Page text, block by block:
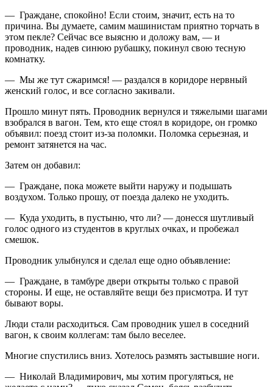
— Граждане, спокойно! Если стоим, значит, есть на то
причина. Вы думаете, самим машинистам приятно торчать в
этом пекле? Сейчас все выясню и доложу вам, — и
проводник, надев синюю рубашку, покинул свою тесную
комнатку.
— Мы же тут сжаримся! — раздался в коридоре нервный
женский голос, и все согласно закивали.
Прошло минут пять. Проводник вернулся и тяжелыми шагами
взобрался в вагон. Тем, кто еще стоял в коридоре, он громко
объявил: поезд стоит из-за поломки. Поломка серьезная, и
ремонт затянется на час.
Затем он добавил:
— Граждане, пока можете выйти наружу и подышать
воздухом. Только прошу, от поезда далеко не уходить.
— Куда уходить, в пустыню, что ли? — донесся шутливый
голос одного из студентов в круглых очках, и пробежал
смешок.
Проводник улыбнулся и сделал еще одно объявление:
— Граждане, в тамбуре двери открыты только с правой
стороны. И еще, не оставляйте вещи без присмотра. И тут
бывают воры.
Люди стали расходиться. Сам проводник ушел в соседний
вагон, к своим коллегам: там было веселее.
Многие спустились вниз. Хотелось размять застывшие ноги.
— Николай Владимирович, мы хотим прогуляться, не